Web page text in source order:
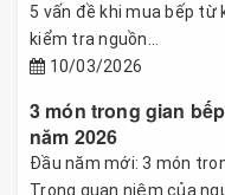
5 vấn đề khi mua bếp từ
kiểm tra nguồn...
10/03/2026
3 món trong gian
năm 2026
Đầu năm mới: 3 món
Trong quan niệm của